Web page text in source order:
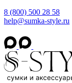
8 (800) 500 28 58
help@sumka-style.ru